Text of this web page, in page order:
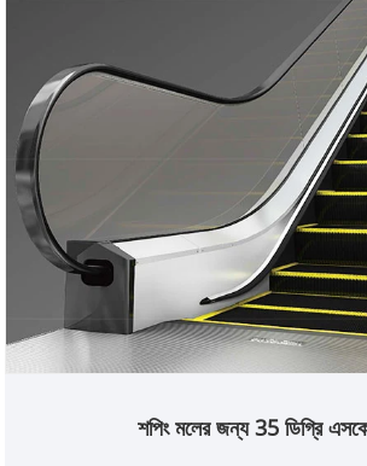
শপিং মলের জন্য 35 ডিগ্রি